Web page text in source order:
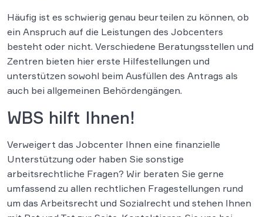
Häufig ist es schwierig genau beurteilen zu können, ob
ein Anspruch auf die Leistungen des Jobcenters
besteht oder nicht. Verschiedene Beratungsstellen und
Zentren bieten hier erste Hilfestellungen und
unterstützen sowohl beim Ausfüllen des Antrags als
auch bei allgemeinen Behördengängen.
WBS hilft Ihnen!
Verweigert das Jobcenter Ihnen eine finanzielle
Unterstützung oder haben Sie sonstige
arbeitsrechtliche Fragen? Wir beraten Sie gerne
umfassend zu allen rechtlichen Fragestellungen rund
um das Arbeitsrecht und Sozialrecht und stehen Ihnen